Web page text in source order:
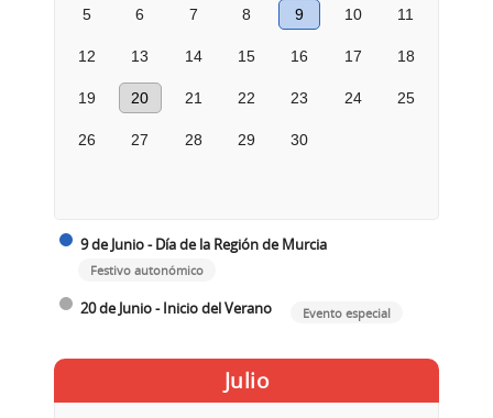
5 6 7 8 9 10 11
12 13 14 15 16 17 18
19 20 21 22 23 24 25
26 27 28 29 30
9 de Junio - Día de la Región de Murcia
Festivo autonómico
20 de Junio - Inicio del Verano Evento especial
Julio